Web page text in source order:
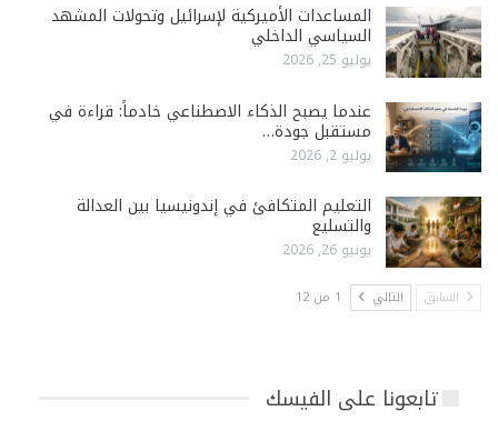
المساعدات الأميركية لإسرائيل وتحولات المشهد
السياسي الداخلي
يوليو 25, 2026
عندما يصبح الذكاء الاصطناعي خادماً: قراءة في
مستقبل جودة…
يوليو 2, 2026
التعليم المتكافئ في إندونيسيا بين العدالة
والتسليع
يونيو 26, 2026
السابق التالي 1 من 12
تابعونا على الفيسك